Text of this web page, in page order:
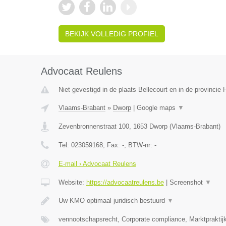
BEKIJK VOLLEDIG PROFIEL
Advocaat Reulens
Niet gevestigd in de plaats Bellecourt en in de provincie
Vlaams-Brabant» Dworp| Google maps ▼
Zevenbronnenstraat 100, 1653 Dworp(Vlaams-Brabant)
Tel: 023059168, Fax: -, BTW-nr: -
E-mail › Advocaat Reulens
Website: https://advocaatreulens.be| Screenshot ▼
Uw KMO optimaal juridisch bestuurd ▼
vennootschapsrecht, Corporate compliance,